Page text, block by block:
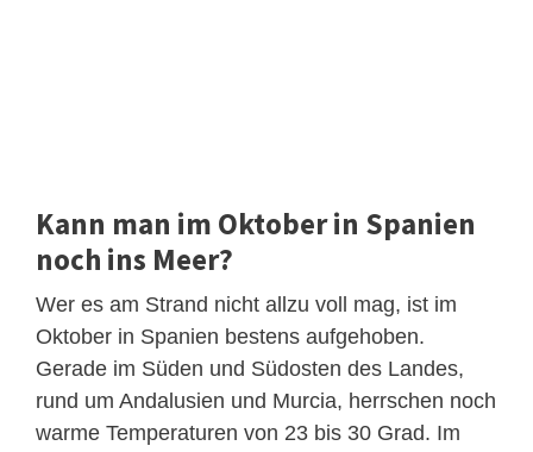
Kann man im Oktober in Spanien
noch ins Meer?
Wer es am Strand nicht allzu voll mag, ist im
Oktober in Spanien bestens aufgehoben.
Gerade im Süden und Südosten des Landes,
rund um Andalusien und Murcia, herrschen noch
warme Temperaturen von 23 bis 30 Grad. Im